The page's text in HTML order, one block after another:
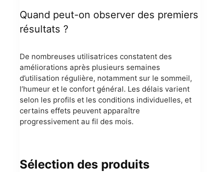
Quand peut-on observer des premiers
résultats ?
De nombreuses utilisatrices constatent des
améliorations après plusieurs semaines
d’utilisation régulière, notamment sur le sommeil,
l’humeur et le confort général. Les délais varient
selon les profils et les conditions individuelles, et
certains effets peuvent apparaître
progressivement au fil des mois.
Sélection des produits